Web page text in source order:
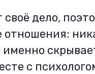
дело,
с